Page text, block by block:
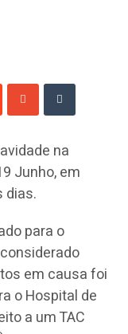
na
Junho, em
dias.
para o
em causa foi
o Hospital de
a um TAC